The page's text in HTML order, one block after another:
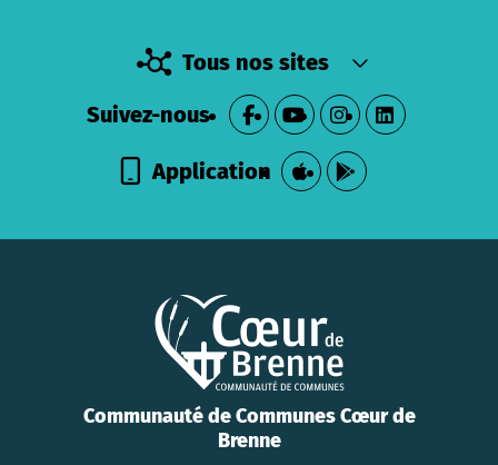
Tous nos sites
Suivez-nous
Application
Communauté de Communes Cœur de
Brenne